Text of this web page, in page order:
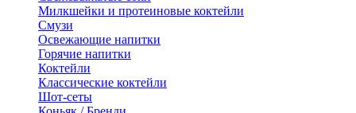
Милкшейки и протеиновые коктейли
Смузи
Освежающие напитки
Горячие напитки
Коктейли
Классические коктейли
Шот-сеты